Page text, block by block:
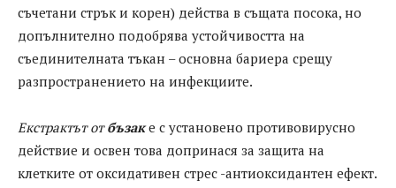
съчетани стрък и корен) действа в същата посока, но
допълнително подобрява устойчивостта на
съединителната тъкан – основна бариера срещу
разпространението на инфекциите.
Екстрактът отбъзаке с установено противовирусно
действие и освен това допринася за защита на
клетките от оксидативен стрес -антиоксидантен ефект.